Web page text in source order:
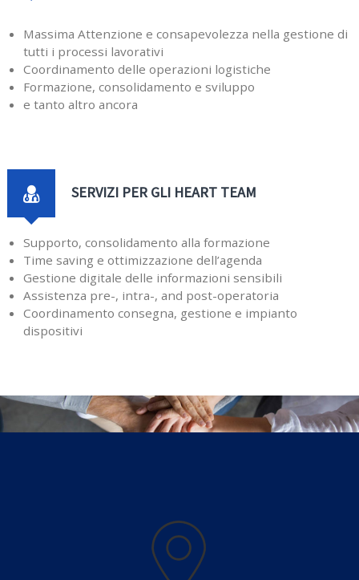
Massima Attenzione e consapevolezza nella gestione di
tutti i processi lavorativi
Coordinamento delle operazioni logistiche
Formazione, consolidamento e sviluppo
e tanto altro ancora
SERVIZI PER GLI HEART TEAM
Supporto, consolidamento alla formazione
Time saving e ottimizzazione dell’agenda
Gestione digitale delle informazioni sensibili
Assistenza pre-, intra-, and post-operatoria
Coordinamento consegna, gestione e impianto
dispositivi